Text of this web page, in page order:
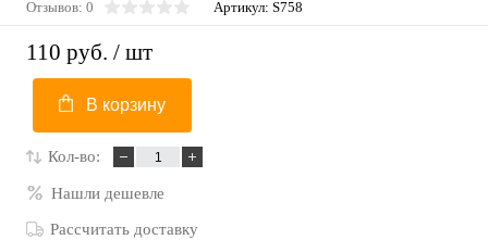
Отзывов: 0 Артикул: S758
110 руб. / шт
В корзину
Кол-во:
Нашли дешевле
Рассчитать доставку